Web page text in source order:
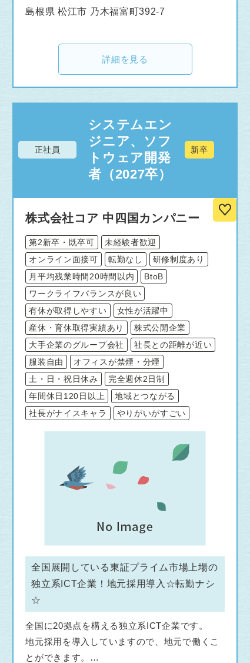
島根県 松江市 乃木福富町392-7
詳細を見る
正社員
システムエン
ジニア、ソフ
トウェア開発
者（2027卒）
新卒
株式会社コア 中四国カンパニー
第2新卒・既卒可
未経験者歓迎
オンライン面接可
転勤なし
研修制度あり
月平均残業時間20時間以内
BtoB
ワークライフバランスが良い
有休が取得しやすい
女性が活躍中
産休・育休取得実績あり
株式公開企業
大手企業のグループ会社
社長との距離が近い
服装自由
オフィスが禁煙・分煙
土・日・祝日休み
完全週休2日制
年間休日120日以上
地域とつながる
社長がナイスキャラ
やりがいがすごい
全国展開している東証プライム市場上場の
独立系ICT企業！地元採用導入☆転勤ナシ
☆
全国に20拠点を構える独立系ICT企業です。
地元採用を導入していますので、地元で働くこ
とができます。